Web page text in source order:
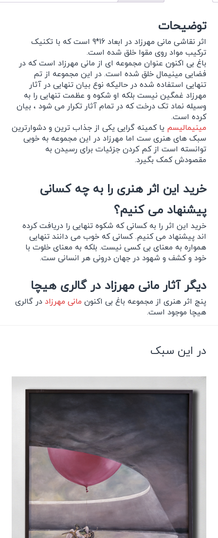
توضیحات
اثر نقاشی مانی مهرزاد در ابعاد 16*9 است که با تکنیک
ترکیب مواد روی مقوا خلق شده است.
باغ بی اکنون عنوان مجموعه ای از مانی مهرزاد است که در
فضایی مینیمال خلق شده است. در این مجموعه از تم
تنهایی استفاده شده در حالیکه نوع بیان تنهایی در آثار
مهرزاد غمگین نیست بلکه او شکوه و عظمت تنهایی را به
وسیله نماد تک درخت که در تمام آثار تکرار می شود ، بیان
کرده است.
مینیمالیسم یا کمینه گرایی یکی از جذاب ترین و دشوارترین
سبک های هنری ست اما مهرزاد در این مجموعه به خوبی
توانسته است از کم کردن جزئیات برای رسیدن به
مقصودش کمک بگیرد.
خرید این اثر هنری را به چه کسانی
پیشنهاد می کنیم؟
خرید این اثر را به کسانی که شکوه تنهایی را دریافت کرده
اند پیشنهاد می کنیم. کسانی که خوب می دانند تنهایی
همواره به معنای بی کسی نیست. بلکه به معنای خلوت با
خود و کشف و شهود در جهان درونی هر انسانی ست.
دیگر آثار مانی مهرزاد در گالری هیچا
پنج اثر هنری از مجموعه باغ بی اکنون مانی مهرزاددر گالری
هیچا موجود است.
در این سبک